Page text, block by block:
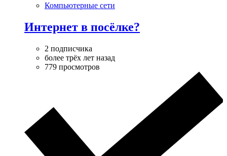
Компьютерные сети
Интернет в посёлке?
2 подписчика
более трёх лет назад
779 просмотров